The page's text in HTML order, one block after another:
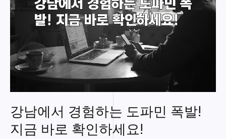
강남에서 경험하는 도파민 폭발!
지금 바로 확인하세요!